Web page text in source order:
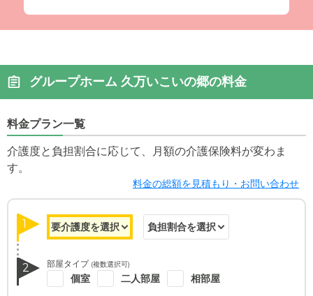
グループホーム 久万いこいの郷の料金
料金プラン一覧
介護度と負担割合に応じて、月額の介護保険料が変わま
す。
料金の総額を見積もり・お問い合わせ
1
2 部屋タイプ (複数選択可)
個室 二人部屋 相部屋